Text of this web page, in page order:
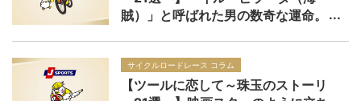
賊）」と呼ばれた男の数奇な運命。
サイクルロードレース コラム
【ツールに恋して～珠玉のストーリ